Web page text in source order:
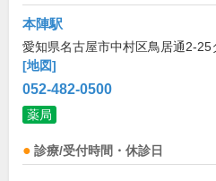
本陣駅
愛知県名古屋市中村区鳥居通2-
[地図]
052-482-0500
薬局
診療/受付時間・休診日